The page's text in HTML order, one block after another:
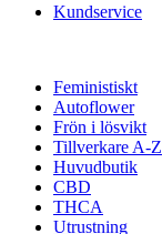
Kundservice
Feministiskt
Autoflower
Frön i lösvikt
Tillverkare A-Z
Huvudbutik
CBD
THCA
Utrustning